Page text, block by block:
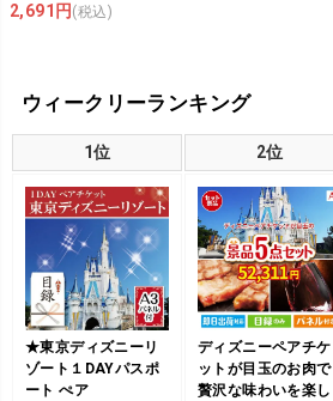
2,691円 (税込)
ウィークリーランキング
1位 2位
★東京ディズニーリ
ゾート１DAYパスポ
ート ぺア
ディズニーペアチケ
ットが目玉のお肉で
贅沢な味わいを楽し